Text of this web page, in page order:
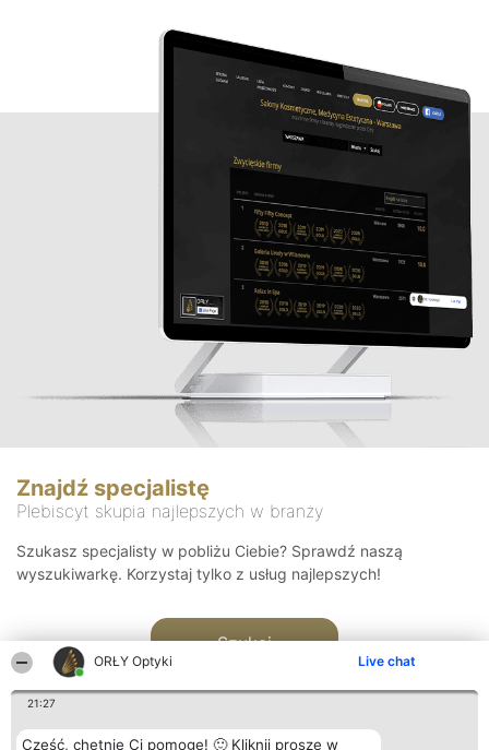
ORŁY Optyki Live chat
21:27
Cześć, chętnie Ci pomogę! 🙂 Kliknij proszę w
Znajdź specjalistę
Plebiscyt skupia najlepszych w branży
Szukasz specjalisty w pobliżu Ciebie? Sprawdź naszą
wyszukiwarkę. Korzystaj tylko z usług najlepszych!
Szukaj